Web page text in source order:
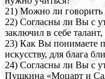
21) Можно ли говорить
22) Согласны ли Вы с
заключил в себе
23) Как Вы понимаете
искусству, для блага
24) Согласны ли Вы с
Пушкина «Моцарт и